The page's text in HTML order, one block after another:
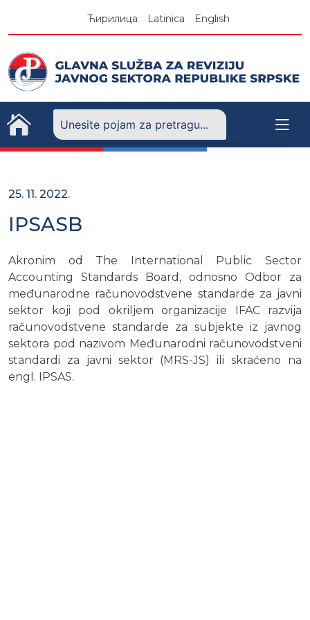
Ћирилица Latinica English
25. 11. 2022.
IPSASB
Akronim od The International Public Sector
Accounting Standards Board, odnosno Odbor za
međunarodne računovodstvene standarde za javni
sektor koji pod okriljem organizacije IFAC razvija
računovodstvene standarde za subjekte iz javnog
sektora pod nazivom Međunarodni računovodstveni
standardi za javni sektor (MRS-JS) ili skraćeno na
engl. IPSAS.